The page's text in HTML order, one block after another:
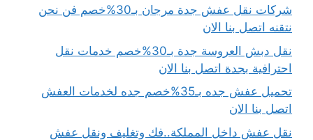
شركات نقل عفش جدة مرجان بـ30%خصم فن نحن
نتقنه اتصل بنا الان
نقل دبش العروسة جدة بـ30%خصم خدمات نقل
احترافية بجدة اتصل بنا الان
تحميل عفش جده بـ35%خصم جده لخدمات العفش
اتصل بنا الان
نقل عفش داخل المملكة..فك وتغليف ونقل عفش